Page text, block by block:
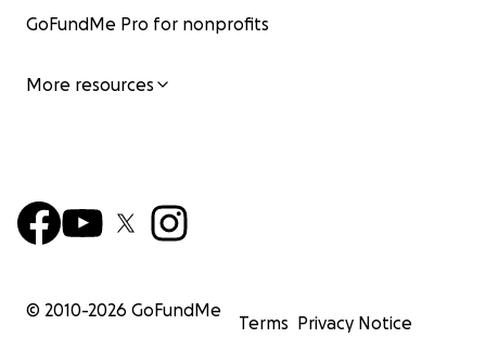
GoFundMe Pro for nonprofits
More resources
© 2010-2026 GoFundMe
Terms Privacy Notice